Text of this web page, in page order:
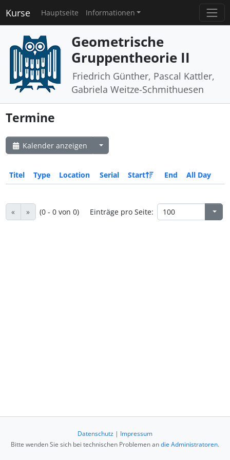
Kurse Hauptseite Informationen
Geometrische
Gruppentheorie II
Friedrich Günther, Pascal Kattler,
Gabriela Weitze-Schmithuesen
Termine
Kalender anzeigen
Titel Type Location Serial Start End All Day
« » (0 - 0 von 0) Einträge pro Seite:
Datenschutz | Impressum
Bitte wenden Sie sich bei technischen Problemen andie Administratoren.